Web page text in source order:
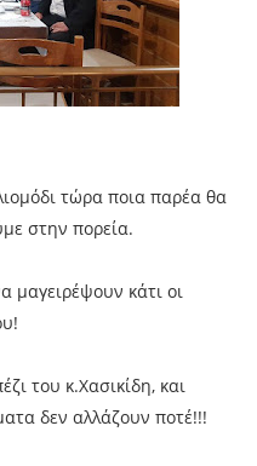
τώρα ποια παρέα θα
στην πορεία.
μαγειρέψουν κάτι οι
του κ.Χασικίδη, και
δεν αλλάζουν ποτέ!!!